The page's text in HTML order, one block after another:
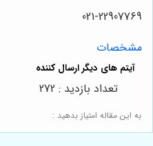
021-22907769
مشخصات
به این مقاله امتیاز بدهید :
تعداد بازدید : 272